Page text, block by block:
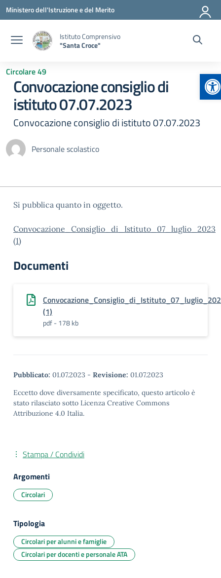
Vai ai contenuti
Vai al menu di navigazione
Vai al footer
Ministero dell'Istruzione e del Merito
Istituto Comprensivo
"Santa Croce"
Circolare 49
Convocazione consiglio di
istituto 07.07.2023
Convocazione consiglio di istituto 07.07.2023
Personale scolastico
Si pubblica quanto in oggetto.
Convocazione_Consiglio_di_Istituto_07_luglio_2023
(1)
Documenti
(1)
pdf - 178 kb
Pubblicato: 01.07.2023 - Revisione: 01.07.2023
Eccetto dove diversamente specificato, questo articolo è
stato rilasciato sotto Licenza Creative Commons
Attribuzione 4.0 Italia.
Stampa / Condividi
Argomenti
Circolari
Tipologia
Circolari per alunni e famiglie
Circolari per docenti e personale ATA